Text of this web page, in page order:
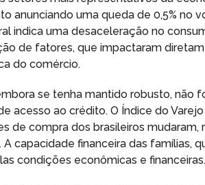
anunciando uma queda de 0,5% no
indica uma desaceleração no
de fatores, que impactaram
do comércio.
se tenha mantido robusto, não
acesso ao crédito. O Índice do
de compra dos brasileiros
capacidade financeira das famílias,
condições econômicas e financeiras.